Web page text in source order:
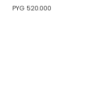
PYG 520.000